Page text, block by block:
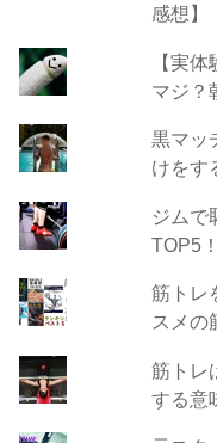
感想】
【実
マジ？
黒マッ
けをす
ジムで
TOP5
筋トレ
スメの
筋トレ
する意